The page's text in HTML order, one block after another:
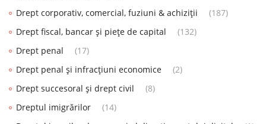
Drept corporativ, comercial, fuziuni & achiziții
(187)
Drept fiscal, bancar și piețe de capital
(132)
Drept penal
(17)
Drept penal și infracțiuni economice
(2)
Drept succesoral și drept civil
(8)
Dreptul imigrărilor
(14)